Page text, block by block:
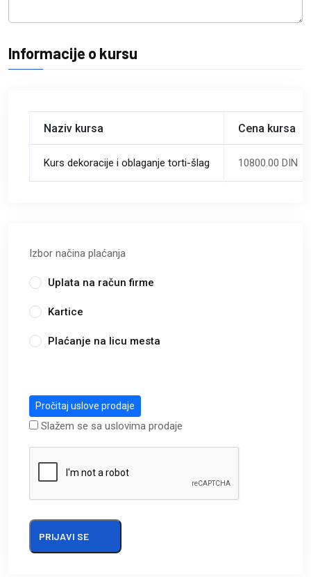
Informacije o kursu
Naziv kursa Cena kursa
Kurs dekoracije i oblaganje torti-šlag 10800.00 DIN
Izbor načina plaćanja
Uplata na račun firme
Kartice
Plaćanje na licu mesta
Pročitaj uslove prodaje
Slažem se sa uslovima prodaje